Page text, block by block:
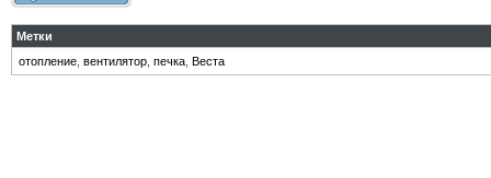
Метки
отопление вентилятор печка Веста